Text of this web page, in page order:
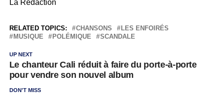
La Rédaction
RELATED TOPICS: CHANSONS
LES ENFOIRÉS
MUSIQUE
POLÉMIQUE SCANDALE
UP NEXT
Le chanteur Cali réduit à faire du porte-à-porte
pour vendre son nouvel album
DON'T MISS